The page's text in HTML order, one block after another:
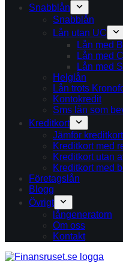
Snabblån
Snabblån
Lån utan UC
Lån med
Lån med
Lån med
Helglån
Lån trots
Kontokredit
Sms lån som
Kreditkort
Jämför kreditkort
Kreditkort med
Kreditkort utan
Kreditkort med
Företagslån
Blogg
Övrigt
långeneratorn
Om oss
Kontakt